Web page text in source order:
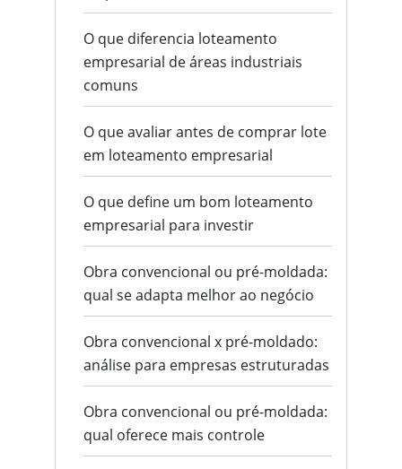
O que diferencia loteamento
empresarial de áreas industriais
comuns
O que avaliar antes de comprar lote
em loteamento empresarial
O que define um bom loteamento
empresarial para investir
Obra convencional ou pré-moldada:
qual se adapta melhor ao negócio
Obra convencional x pré-moldado:
análise para empresas estruturadas
Obra convencional ou pré-moldada:
qual oferece mais controle